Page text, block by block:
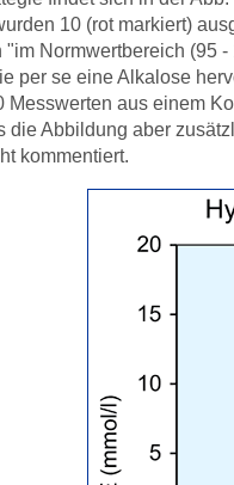
10 (rot markiert)
"im Normwertbereich (95
per se eine Alkalose
Messwerten aus einem
die Abbildung aber
kommentiert.